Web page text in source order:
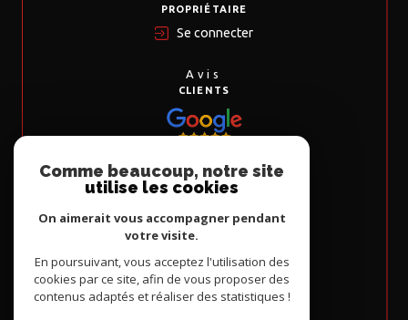
PROPRIÉTAIRE
Se connecter
Avis
CLIENTS
Nous
ADHÉRONS
Comme beaucoup, notre site
utilise les cookies
On aimerait vous accompagner pendant
votre visite.
En poursuivant, vous acceptez l'utilisation des
cookies par ce site, afin de vous proposer des
contenus adaptés et réaliser des statistiques !